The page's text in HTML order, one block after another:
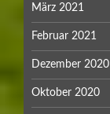
März 2021
Februar 2021
Dezember 2020
Oktober 2020